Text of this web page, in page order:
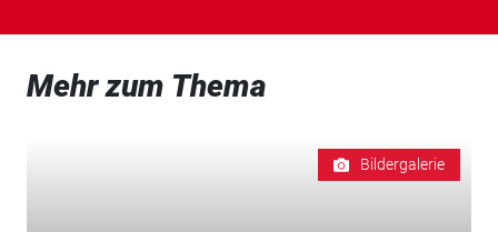
Mehr zum Thema
Bildergalerie